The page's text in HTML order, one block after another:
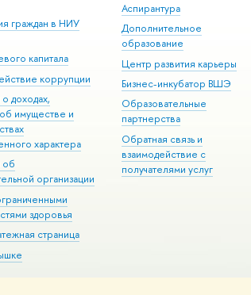
граждан в НИУ
капитала
коррупции
доходах,
имуществе и
характера
об
организации
здоровья
страница
Аспирантура
Дополнительное
образование
Центр развития карьеры
Бизнес-инкубатор ВШЭ
Образовательные
партнерства
Обратная связь и
взаимодействие с
получателями услуг